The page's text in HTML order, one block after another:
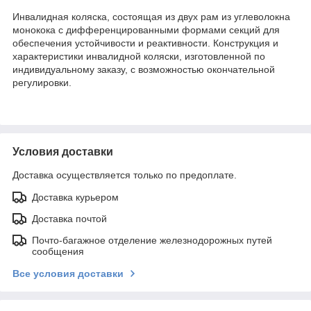
Инвалидная коляска, состоящая из двух рам из углеволокна
монокока с дифференцированными формами секций для
обеспечения устойчивости и реактивности. Конструкция и
характеристики инвалидной коляски, изготовленной по
индивидуальному заказу, с возможностью окончательной
регулировки.
Условия доставки
Доставка осуществляется только по предоплате.
Доставка курьером
Доставка почтой
Почто-багажное отделение железнодорожных путей
сообщения
Все условия доставки